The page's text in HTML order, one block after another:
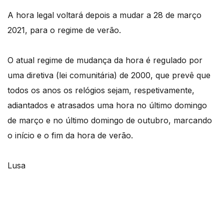
A hora legal voltará depois a mudar a 28 de março
2021, para o regime de verão.
O atual regime de mudança da hora é regulado por
uma diretiva (lei comunitária) de 2000, que prevê que
todos os anos os relógios sejam, respetivamente,
adiantados e atrasados uma hora no último domingo
de março e no último domingo de outubro, marcando
o início e o fim da hora de verão.
Lusa